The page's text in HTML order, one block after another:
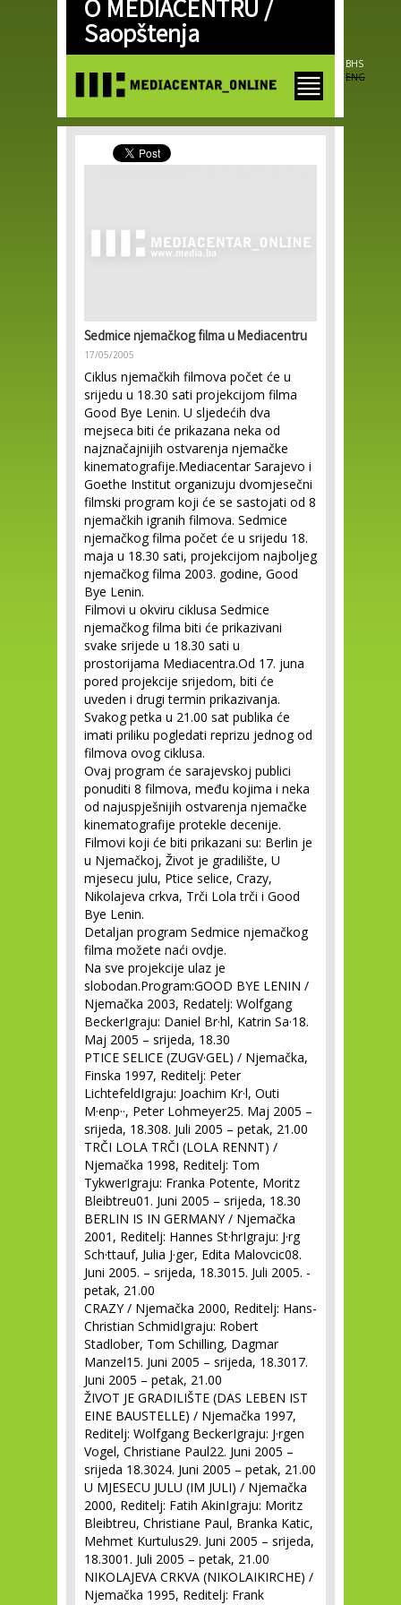
Skip to
main
content
O MEDIACENTRU /
Saopštenja
BHS
ENG
Sedmice njemačkog filma u Mediacentru
17/05/2005
Ciklus njemačkih filmova počet će u
srijedu u 18.30 sati projekcijom filma
Good Bye Lenin. U sljedećih dva
mejseca biti će prikazana neka od
najznačajnijih ostvarenja njemačke
kinematografije.Mediacentar Sarajevo i
Goethe Institut organizuju dvomjesečni
filmski program koji će se sastojati od 8
njemačkih igranih filmova. Sedmice
njemačkog filma počet će u srijedu 18.
maja u 18.30 sati, projekcijom najboljeg
njemačkog filma 2003. godine, Good
Bye Lenin.
Filmovi u okviru ciklusa Sedmice
njemačkog filma biti će prikazivani
svake srijede u 18.30 sati u
prostorijama Mediacentra.Od 17. juna
pored projekcije srijedom, biti će
uveden i drugi termin prikazivanja.
Svakog petka u 21.00 sat publika će
imati priliku pogledati reprizu jednog od
filmova ovog ciklusa.
Ovaj program će sarajevskoj publici
ponuditi 8 filmova, među kojima i neka
od najuspješnijih ostvarenja njemačke
kinematografije protekle decenije.
Filmovi koji će biti prikazani su: Berlin je
u Njemačkoj, Život je gradilište, U
mjesecu julu, Ptice selice, Crazy,
Nikolajeva crkva, Trči Lola trči i Good
Bye Lenin.
Detaljan program Sedmice njemačkog
filma možete naći ovdje.
Na sve projekcije ulaz je
slobodan.Program:GOOD BYE LENIN /
Njemačka 2003, Redatelj: Wolfgang
BeckerIgraju: Daniel Br·hl, Katrin Sa·18.
Maj 2005 – srijeda, 18.30
PTICE SELICE (ZUGV·GEL) / Njemačka,
Finska 1997, Reditelj: Peter
LichtefeldIgraju: Joachim Kr·l, Outi
M·enp··, Peter Lohmeyer25. Maj 2005 –
srijeda, 18.308. Juli 2005 – petak, 21.00
TRČI LOLA TRČI (LOLA RENNT) /
Njemačka 1998, Reditelj: Tom
TykwerIgraju: Franka Potente, Moritz
Bleibtreu01. Juni 2005 – srijeda, 18.30
BERLIN IS IN GERMANY / Njemačka
2001, Reditelj: Hannes St·hrIgraju: J·rg
Sch·ttauf, Julia J·ger, Edita Malovcic08.
Juni 2005. – srijeda, 18.3015. Juli 2005. -
petak, 21.00
CRAZY / Njemačka 2000, Reditelj: Hans-
Christian SchmidIgraju: Robert
Stadlober, Tom Schilling, Dagmar
Manzel15. Juni 2005 – srijeda, 18.3017.
Juni 2005 – petak, 21.00
ŽIVOT JE GRADILIŠTE (DAS LEBEN IST
EINE BAUSTELLE) / Njemačka 1997,
Reditelj: Wolfgang BeckerIgraju: J·rgen
Vogel, Christiane Paul22. Juni 2005 –
srijeda 18.3024. Juni 2005 – petak, 21.00
U MJESECU JULU (IM JULI) / Njemačka
2000, Reditelj: Fatih AkinIgraju: Moritz
Bleibtreu, Christiane Paul, Branka Katic,
Mehmet Kurtulus29. Juni 2005 – srijeda,
18.3001. Juli 2005 – petak, 21.00
NIKOLAJEVA CRKVA (NIKOLAIKIRCHE) /
Njemačka 1995, Reditelj: Frank